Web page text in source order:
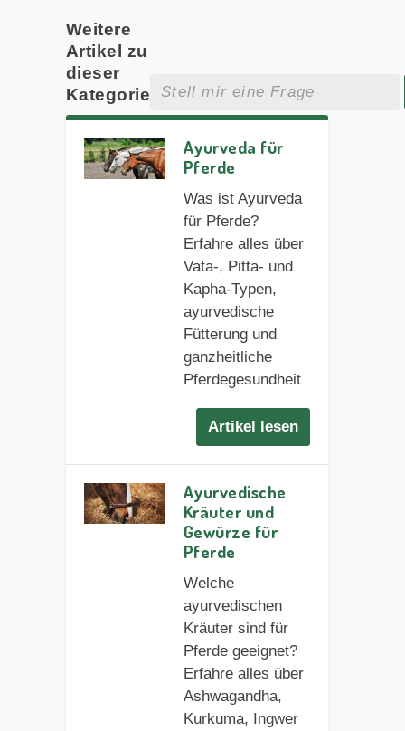
Weitere
Artikel zu
dieser
Kategorie
Ayurveda für
Pferde
Was ist Ayurveda
für Pferde?
Erfahre alles über
Vata-, Pitta- und
Kapha-Typen,
ayurvedische
Fütterung und
ganzheitliche
Pferdegesundheit
Artikel lesen
Ayurvedische
Kräuter und
Gewürze für
Pferde
Welche
ayurvedischen
Kräuter sind für
Pferde geeignet?
Erfahre alles über
Ashwagandha,
Kurkuma, Ingwer